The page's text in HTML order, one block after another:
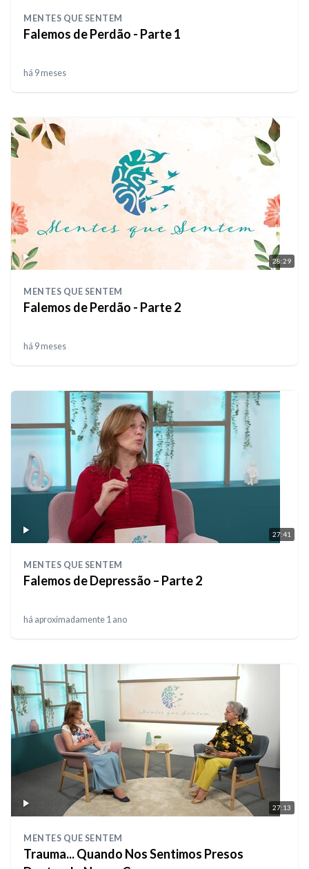
MENTES QUE SENTEM
Falemos de Perdão - Parte 1
há 9 meses
28:29
MENTES QUE SENTEM
Falemos de Perdão - Parte 2
há 9 meses
27:41
MENTES QUE SENTEM
Falemos de Depressão – Parte 2
há aproximadamente 1 ano
27:13
MENTES QUE SENTEM
Trauma... Quando Nos Sentimos Presos